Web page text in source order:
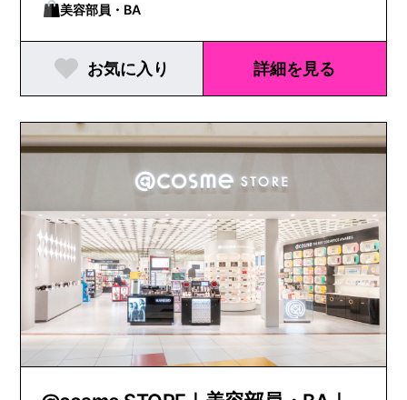
美容部員・BA
お気に入り 詳細を見る